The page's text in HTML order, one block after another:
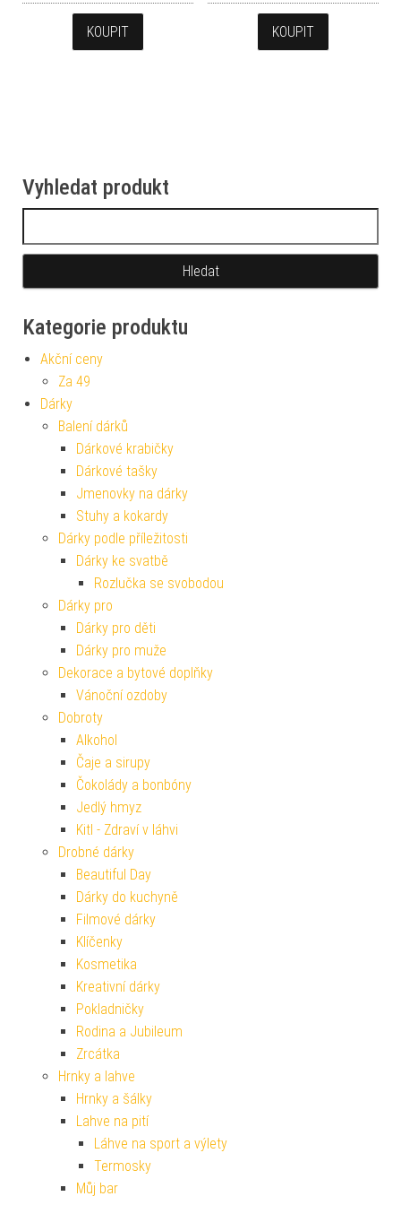
KOUPIT KOUPIT
Vyhledat produkt
Kategorie produktu
Akční ceny
Za 49
Dárky
Balení dárků
Dárkové krabičky
Dárkové tašky
Jmenovky na dárky
Stuhy a kokardy
Dárky podle příležitosti
Dárky ke svatbě
Rozlučka se svobodou
Dárky pro
Dárky pro děti
Dárky pro muže
Dekorace a bytové doplňky
Vánoční ozdoby
Dobroty
Alkohol
Čaje a sirupy
Čokolády a bonbóny
Jedlý hmyz
Kitl - Zdraví v láhvi
Drobné dárky
Beautiful Day
Dárky do kuchyně
Filmové dárky
Klíčenky
Kosmetika
Kreativní dárky
Pokladničky
Rodina a Jubileum
Zrcátka
Hrnky a lahve
Hrnky a šálky
Lahve na pití
Láhve na sport a výlety
Termosky
Můj bar